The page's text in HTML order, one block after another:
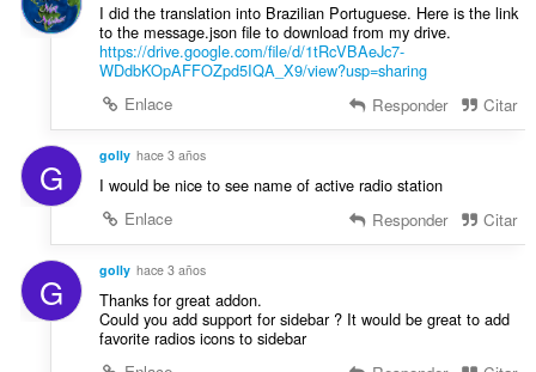
I did the translation into Brazilian Portuguese. Here is the link
to the message.json file to download from my drive.
https://drive.google.com/file/d/1tRcVBAeJc7-
WDdbKOpAFFOZpd5IQA_X9/view?usp=sharing
Enlace
Responder Citar
G golly hace 3 años
I would be nice to see name of active radio station
Enlace
Responder Citar
G golly hace 3 años
Thanks for great addon.
Could you add support for sidebar ? It would be great to add
favorite radios icons to sidebar